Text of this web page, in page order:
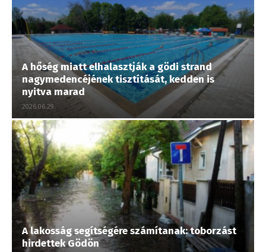
A hőség miatt elhalasztják a gödi strand
nagymedencéjének tisztítását, kedden is
nyitva marad
2026.06.29.
A lakosság segítségére számítanak: toborzást
hirdettek Gödön